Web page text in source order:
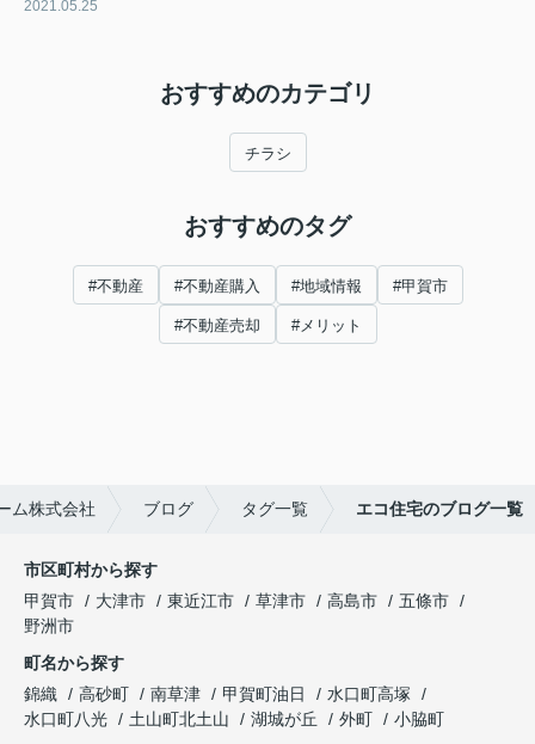
2021.05.25
おすすめのカテゴリ
チラシ
おすすめのタグ
#不動産 #不動産購入 #地域情報 #甲賀市
#不動産売却 #メリット
ム株式会社 ブログ タグ一覧 エコ住宅のブログ一覧
市区町村から探す
甲賀市
大津市 東近江市 草津市 高島市
五條市
野洲市
町名から探す
錦織
高砂町 南草津 甲賀町油日
水口町高塚
水口町八光
土山町北土山 湖城が丘 外町
小脇町